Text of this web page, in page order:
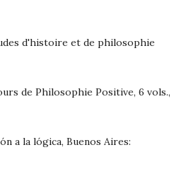
d'histoire et de philosophie
de Philosophie Positive, 6 vols.,
a la lógica, Buenos Aires: